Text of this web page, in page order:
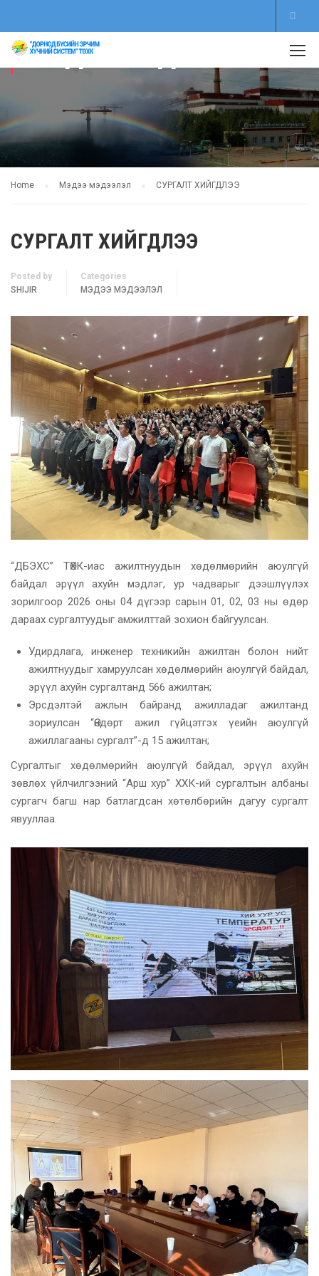
МЭДЭЭ МЭДЭЭЛЭЛ
Home Мэдээ мэдээлэл СУРГАЛТ ХИЙГДЛЭЭ
СУРГАЛТ ХИЙГДЛЭЭ
Posted by
SHIJIR
Categories
МЭДЭЭ МЭДЭЭЛЭЛ
“ДБЭХС” ТӨХК-иас ажилтнуудын хөдөлмөрийн аюулгүй
байдал эрүүл ахуйн мэдлэг, ур чадварыг дээшлүүлэх
зорилгоор 2026 оны 04 дүгээр сарын 01, 02, 03 ны өдөр
дараах сургалтуудыг амжилттай зохион байгуулсан.
Удирдлага, инженер техникийн ажилтан болон нийт
ажилтнуудыг хамруулсан хөдөлмөрийн аюулгүй байдал,
эрүүл ахуйн сургалтанд 566 ажилтан;
Эрсдэлтэй ажлын байранд ажилладаг ажилтанд
зориулсан “Өндөрт ажил гүйцэтгэх үеийн аюулгүй
ажиллагааны сургалт”-д 15 ажилтан;
Сургалтыг хөдөлмөрийн аюулгүй байдал, эрүүл ахуйн
зөвлөх үйлчилгээний “Арш хур” ХХК-ий сургалтын албаны
сургагч багш нар батлагдсан хөтөлбөрийн дагуу сургалт
явууллаа.